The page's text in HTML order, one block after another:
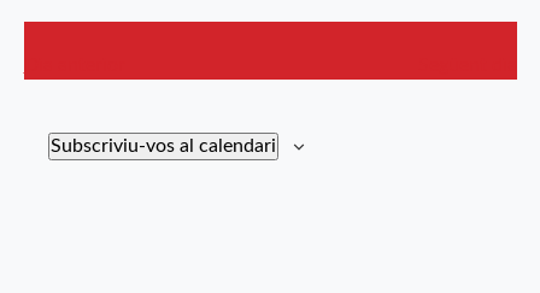
Subscriviu-vos al calendari